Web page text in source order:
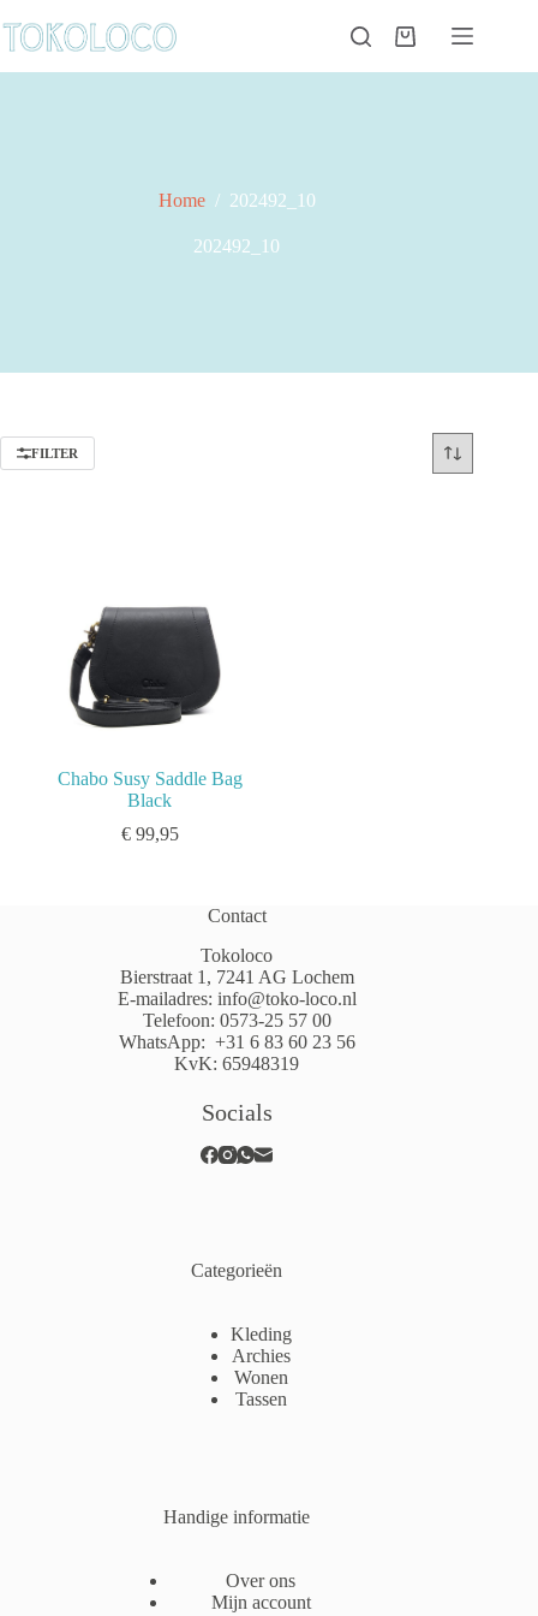
naar
de
inhoud
Winkelwagen
Home / 202492_10
202492_10
FILTER
Chabo Susy Saddle Bag
Black
€99,95
Contact
Tokoloco
Bierstraat 1, 7241 AG Lochem
E-mailadres: info@toko-loco.nl
Telefoon: 0573-25 57 00
WhatsApp: +31 6 83 60 23 56
KvK: 65948319
Socials
Categorieën
Kleding
Archies
Wonen
Tassen
Handige informatie
Over ons
Mijn account